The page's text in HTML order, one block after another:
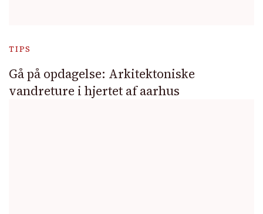
TIPS
Gå på opdagelse: Arkitektoniske
vandreture i hjertet af aarhus